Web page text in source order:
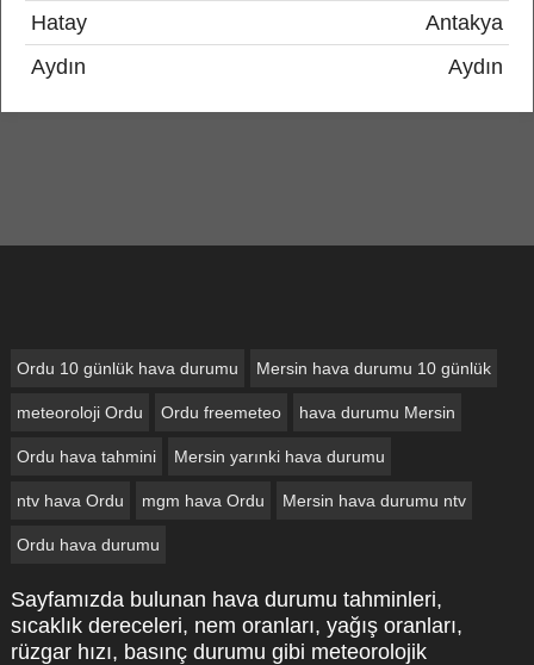
Hatay
Antakya
Aydın
Aydın
Ordu 10 günlük hava durumu Mersin hava durumu 10 günlük
meteoroloji Ordu Ordu freemeteo hava durumu Mersin
Ordu hava tahmini Mersin yarınki hava durumu
ntv hava Ordu mgm hava Ordu Mersin hava durumu ntv
Ordu hava durumu
Sayfamızda bulunan hava durumu tahminleri,
sıcaklık dereceleri, nem oranları, yağış oranları,
rüzgar hızı, basınç durumu gibi meteorolojik